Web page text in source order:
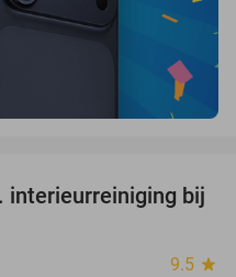
40%
interieurreiniging bij
9.5 star